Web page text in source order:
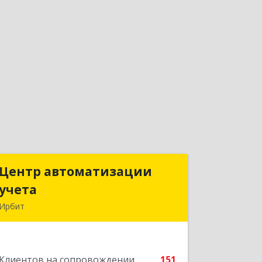
Центр автоматизации
Ирбит
Центр автоматизации